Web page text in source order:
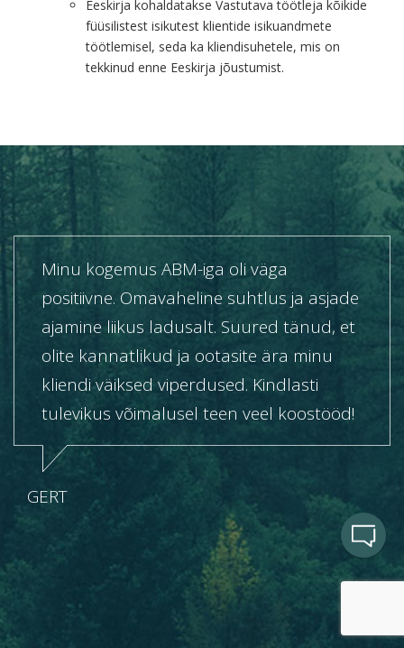
Eeskirja kohaldatakse Vastutava töötleja kõikide
füüsilistest isikutest klientide isikuandmete
töötlemisel, seda ka kliendisuhetele, mis on
tekkinud enne Eeskirja jõustumist.
Minu kogemus ABM-iga oli väga
positiivne. Omavaheline suhtlus ja asjade
ajamine liikus ladusalt. Suured tänud, et
olite kannatlikud ja ootasite ära minu
kliendi väiksed viperdused. Kindlasti
tulevikus võimalusel teen veel koostööd!
GERT